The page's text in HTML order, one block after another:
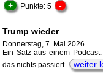
+ Punkte: 5 -
Trump wieder
Donnerstag, 7. Mai 2026
Ein Satz aus einem
das nichts passiert.
weiter